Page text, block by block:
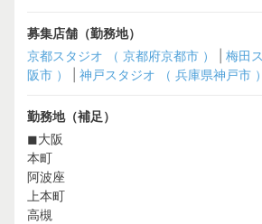
募集店舗（勤務地）
京都スタジオ （ 京都府京都市 ）
梅田
阪市 ）
神戸スタジオ （ 兵庫県神戸市 ）
勤務地（補足）
◼︎大阪
本町
阿波座
上本町
高槻